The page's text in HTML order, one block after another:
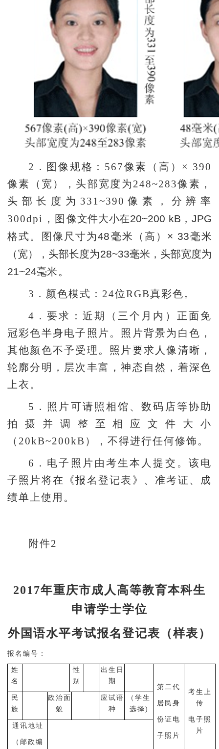
2 ．图像规格：567像素（高）× 390
像素（宽），头部宽度为248~283像素，
头部长度为331~390像素，分辨率
300dpi，图 像文件大小在20~200 kB，JPG
格式。图像尺寸为48毫米（高）× 33毫米
（宽），头部长度为28~33毫米，头部宽度为
21~24毫米。
3 ．颜色模式：24位RGB真彩色。
4 ．要求：近期（三个月内）正面免
冠彩色半身电子照片。照片背景为白色，
其他颜色不予受理。照片要求人像清晰，
轮廓分明，层次丰富，神态自然，着深色
上衣。
5 ．照片可请照相馆、数码店等协助
拍摄并调整至相应文件大小
（20kB~200kB），不得进行任何修饰。
6 ．电子照片由考生本人提交。该电
子照片将在《报名登记表》、准考证、成
绩单上使用。
附件2
2017年重庆市成人高等教育本科生
申请学士学位
外国语水平考试报名登记表（样表）
报名编号：
姓
名
性
别
出生日
期
第二代
居民身
份证电
子照片
考生上
传
电子照
片
民
族
政治面
貌
应试语
种
（学生
选择)
通讯地址
（邮政编